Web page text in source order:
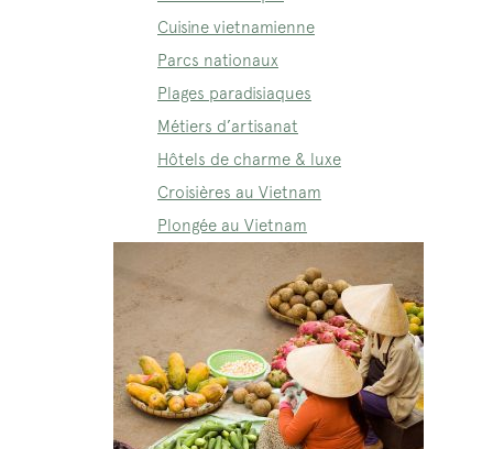
Cuisine vietnamienne
Parcs nationaux
Plages paradisiaques
Métiers d’artisanat
Hôtels de charme & luxe
Croisières au Vietnam
Plongée au Vietnam